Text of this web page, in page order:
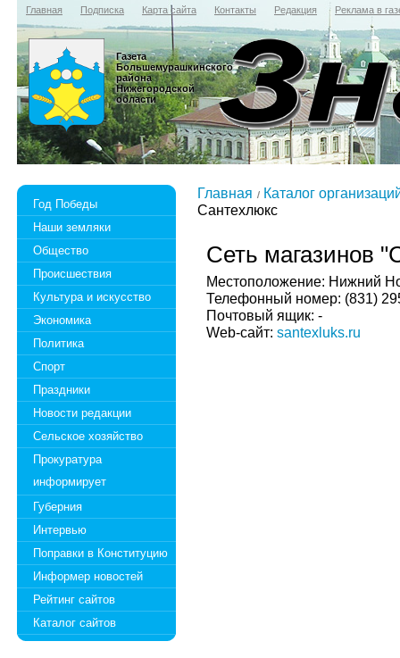
Главная Подписка Карта сайта Контакты Редакция Реклама в
Газета
Большемурашкинского
района
Нижегородской
области
Год Победы
Наши земляки
Общество
Происшествия
Культура и искусство
Экономика
Политика
Спорт
Праздники
Новости редакции
Сельское хозяйство
Прокуратура
информирует
Губерния
Интервью
Поправки в Конституцию
Информер новостей
Рейтинг сайтов
Каталог сайтов
Главная
Каталог
Сантехлюкс
Сеть магазинов
Местоположение: Нижний
Телефонный номер: (831)
Почтовый ящик: -
Web-сайт: santexluks.ru